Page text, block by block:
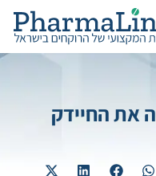
את החיידק